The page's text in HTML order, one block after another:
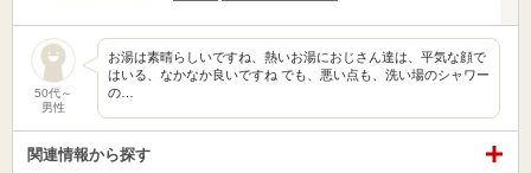
50代～
男性
お湯は素晴らしいですね、熱いお湯におじさん達は、平気な顔で
はいる、なかなか良いですね でも、悪い点も、洗い場のシャワー
の…
関連情報から探す